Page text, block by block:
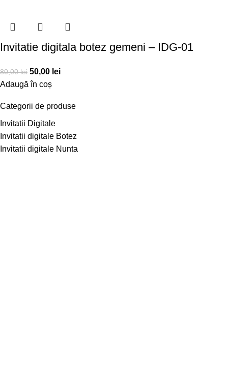
Categorii de produse
Invitatii Digitale
Invitatii digitale Botez
Invitatii digitale Nunta
Invitatie digitala botez gemeni – IDG-01
80,00lei 50,00 lei
Adaugă în coș